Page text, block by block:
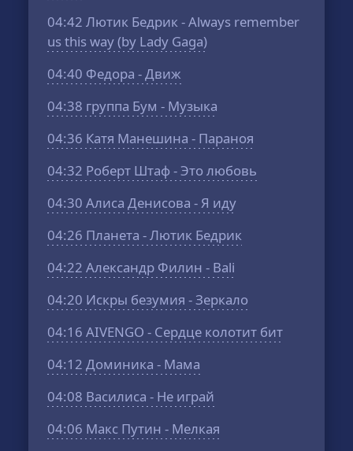
04:42 Лютик Бедрик - Always remember
us this way (by Lady Gaga)
04:40 Федора - Движ
04:38 группа Бум - Музыка
04:36 Катя Манешина - Параноя
04:32 Роберт Штаф - Это любовь
04:30 Алиса Денисова - Я иду
04:26 Планета - Лютик Бедрик
04:22 Александр Филин - Bali
04:20 Искры безумия - Зеркало
04:16 AIVENGO - Сердце колотит бит
04:12 Доминика - Мама
04:08 Василиса - Не играй
04:06 Макс Путин - Мелкая